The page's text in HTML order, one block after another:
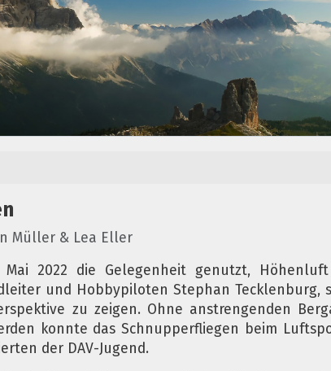
Müller & Lea Eller
2022 die Gelegenheit genutzt,
und Hobbypiloten Stephan Tecklenburg,
zu zeigen. Ohne anstrengenden
konnte das Schnupperfliegen beim
der DAV-Jugend.